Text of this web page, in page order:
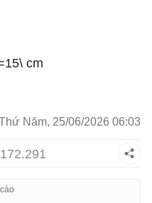
Năm, 25/06/2026 06:03
172.291